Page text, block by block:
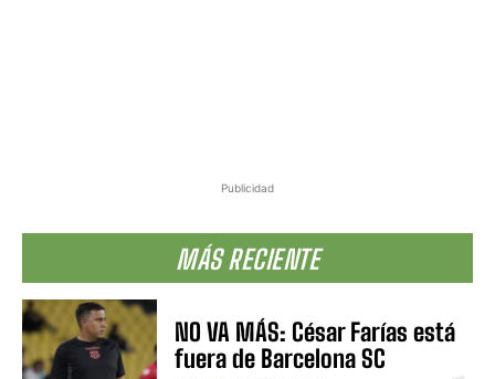
Publicidad
MÁS RECIENTE
NO VA MÁS: César Farías está
fuera de Barcelona SC